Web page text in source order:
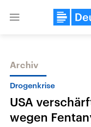
Close
Themen
Archiv
Drogenkrise
USA
wegen